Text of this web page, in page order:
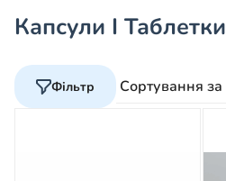
Капсули І Таблетки
Фільтр